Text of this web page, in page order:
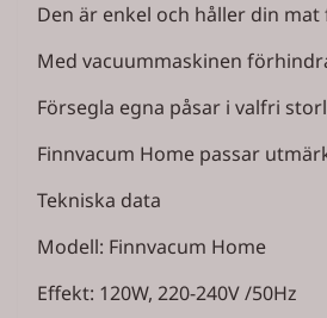
Den är enkel och håller din mat
Med vacuummaskinen
Försegla egna påsar i valfri
Finnvacum Home passar
Tekniska data
Modell: Finnvacum Home
Effekt: 120W, 220-240V /50Hz